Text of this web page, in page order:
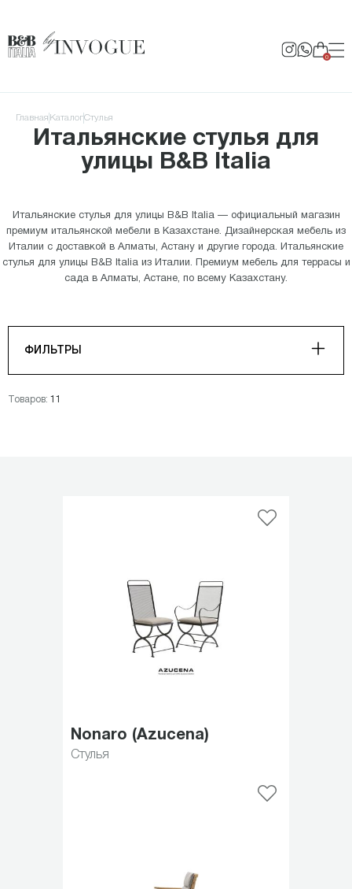
0
Главная Каталог Стулья
Итальянские стулья для
улицы B&B Italia
Итальянские стулья для улицы B&B Italia — официальный магазин
премиум итальянской мебели в Казахстане. Дизайнерская мебель из
Италии с доставкой в Алматы, Астану и другие города. Итальянские
стулья для улицы B&B Italia из Италии. Премиум мебель для террасы и
сада в Алматы, Астане, по всему Казахстану.
ФИЛЬТРЫ
Товаров: 11
Nonaro (Azucena)
Стулья